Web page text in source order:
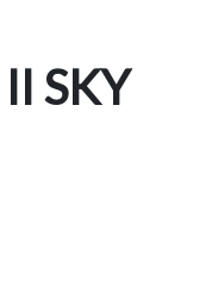
SKY